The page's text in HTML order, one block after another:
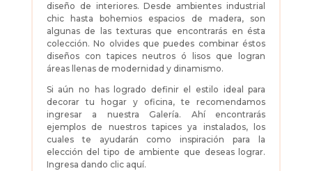
diseño de interiores. Desde ambientes industrial
chic hasta bohemios espacios de madera, son
algunas de las texturas que encontrarás en ésta
colección. No olvides que puedes combinar éstos
diseños con tapices neutros ó lisos que logran
áreas llenas de modernidad y dinamismo.
Si aún no has logrado definir el estilo ideal para
decorar tu hogar y oficina, te recomendamos
ingresar a nuestra Galería. Ahí encontrarás
ejemplos de nuestros tapices ya instalados, los
cuales te ayudarán como inspiración para la
elección del tipo de ambiente que deseas lograr.
Ingresa dando clic aquí.